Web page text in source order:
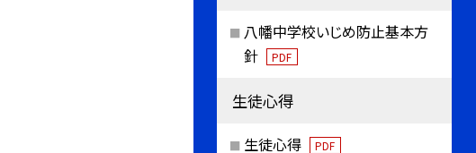
八幡中学校いじめ防止基本方
針
PDF
生徒心得
生徒心得 PDF